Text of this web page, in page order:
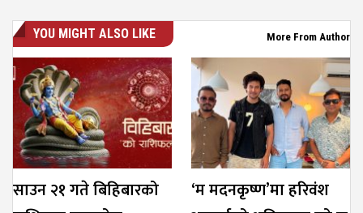
YOU MIGHT ALSO LIKE More From Author
साउन २१ गते बिहिबारको
‘म मदनकृष्ण’मा हरिवंश